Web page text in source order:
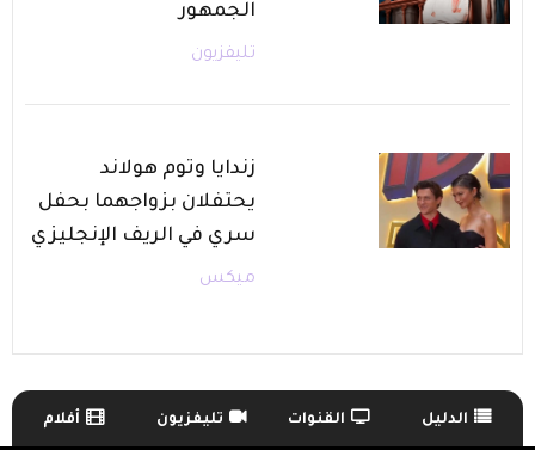
الجمهور
تليفزيون
زندايا وتوم هولاند
يحتفلان بزواجهما بحفل
سري في الريف الإنجليزي
ميكس
TV Guide Menu الدليل القنوات تليفزيون أفلام